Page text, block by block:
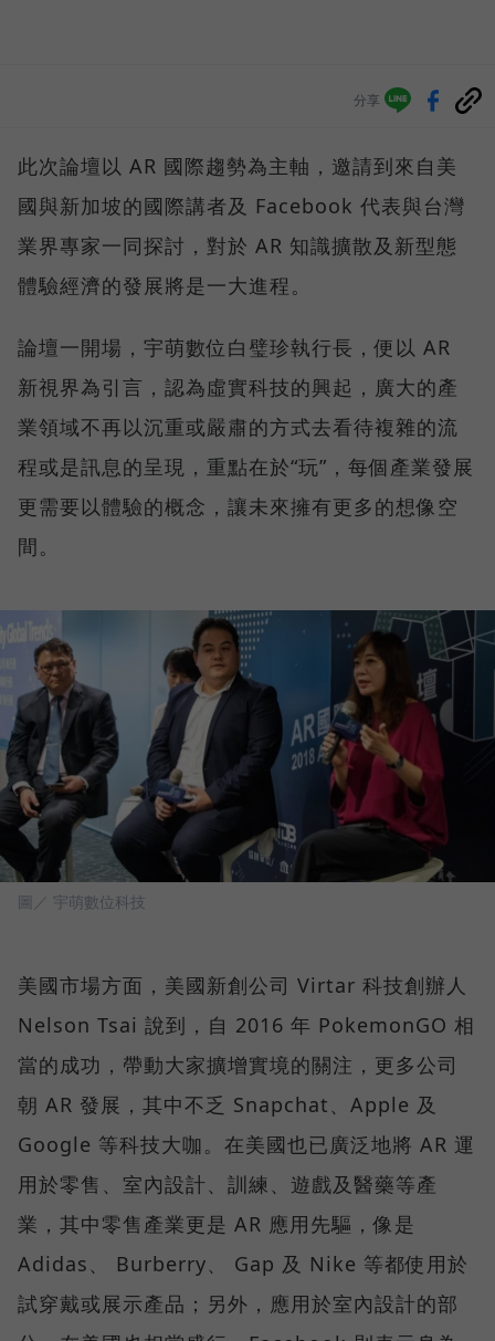
分享
此次論壇以 AR 國際趨勢為主軸，邀請到來自美
國與新加坡的國際講者及 Facebook 代表與台灣
業界專家一同探討，對於 AR 知識擴散及新型態
體驗經濟的發展將是一大進程。
論壇一開場，宇萌數位白璧珍執行長，便以 AR
新視界為引言，認為虛實科技的興起，廣大的產
業領域不再以沉重或嚴肅的方式去看待複雜的流
程或是訊息的呈現，重點在於“玩”，每個產業發展
更需要以體驗的概念，讓未來擁有更多的想像空
間。
圖／ 宇萌數位科技
美國市場方面，美國新創公司 Virtar 科技創辦人
Nelson Tsai 說到，自 2016 年 PokemonGO 相
當的成功，帶動大家擴增實境的關注，更多公司
朝 AR 發展，其中不乏 Snapchat、Apple 及
Google 等科技大咖。在美國也已廣泛地將 AR 運
用於零售、室內設計、訓練、遊戲及醫藥等產
業，其中零售產業更是 AR 應用先驅，像是
Adidas、 Burberry、 Gap 及 Nike 等都使用於
試穿戴或展示產品；另外，應用於室內設計的部